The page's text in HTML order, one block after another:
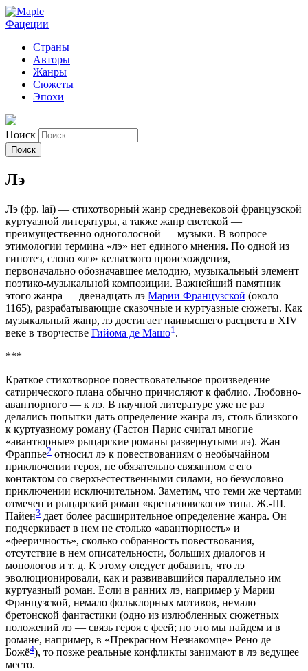
Фацеции
Страны
Авторы
Жанры
Сюжеты
Эпохи
Поиск
Лэ
Лэ (фр. lai) — стихотворный жанр средневековой французской
куртуазной литературы, а также жанр светской —
преимущественно одноголосной — музыки. В вопросе
этимологии термина «лэ» нет единого мнения. По одной из
гипотез, слово «лэ» кельтского происхождения,
первоначально обозначавшее мелодию, музыкальный элемент
поэтико-музыкальной композиции. Важнейший памятник
этого жанра — двенадцать лэ Марии Французской (около
1165), разрабатывающие сказочные и куртуазные сюжеты. Как
музыкальный жанр, лэ достигает наивысшего расцвета в XIV
веке в творчестве Гийома де Машо1.
***
Краткое стихотворное повествовательное произведение
сатирического плана обычно причисляют к фаблио. Любовно-
авантюрного — к лэ. В научной литературе уже не раз
делались попытки дать определение жанра лэ, столь близкого
к куртуазному роману (Гастон Парис считал многие
«авантюрные» рыцарские романы развернутыми лэ). Жан
Фраппье2 относил лэ к повествованиям о необычайном
приключении героя, не обязательно связанном с его
контактом со сверхъестественными силами, но безусловно
приключении исключительном. Заметим, что теми же чертами
отмечен и рыцарский роман «кретьеновского» типа. Ж.-Ш.
Пайен3 дает более расширительное определение жанра. Он
подчеркивает в нем не столько «авантюрность» и
«фееричность», сколько собранность повествования,
отсутствие в нем описательности, больших диалогов и
монологов и т. д. К этому следует добавить, что лэ
эволюционировали, как и развивавшийся параллельно им
куртуазный роман. Если в ранних лэ, например у Марии
Французской, немало фольклорных мотивов, немало
бретонской фантастики (одно из излюбленных сюжетных
положений лэ — связь героя с феей; но это мы найдем и в
романе, например, в «Прекрасном Незнакомце» Рено де
Божё4), то позже реальные конфликты занимают в лэ ведущее
место.